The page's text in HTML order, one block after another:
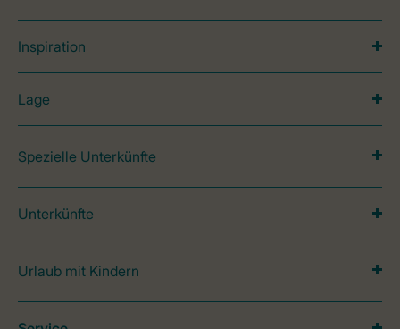
Inspiration
Lage
Spezielle Unterkünfte
Unterkünfte
Urlaub mit Kindern